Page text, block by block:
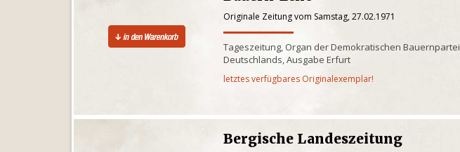
Originale Zeitung vom Samstag, 27.02.1971
Tageszeitung, Organ der Demokratischen Bauernpartei
Deutschlands, Ausgabe Erfurt
letztes verfügbares Originalexemplar!
Bergische Landeszeitung